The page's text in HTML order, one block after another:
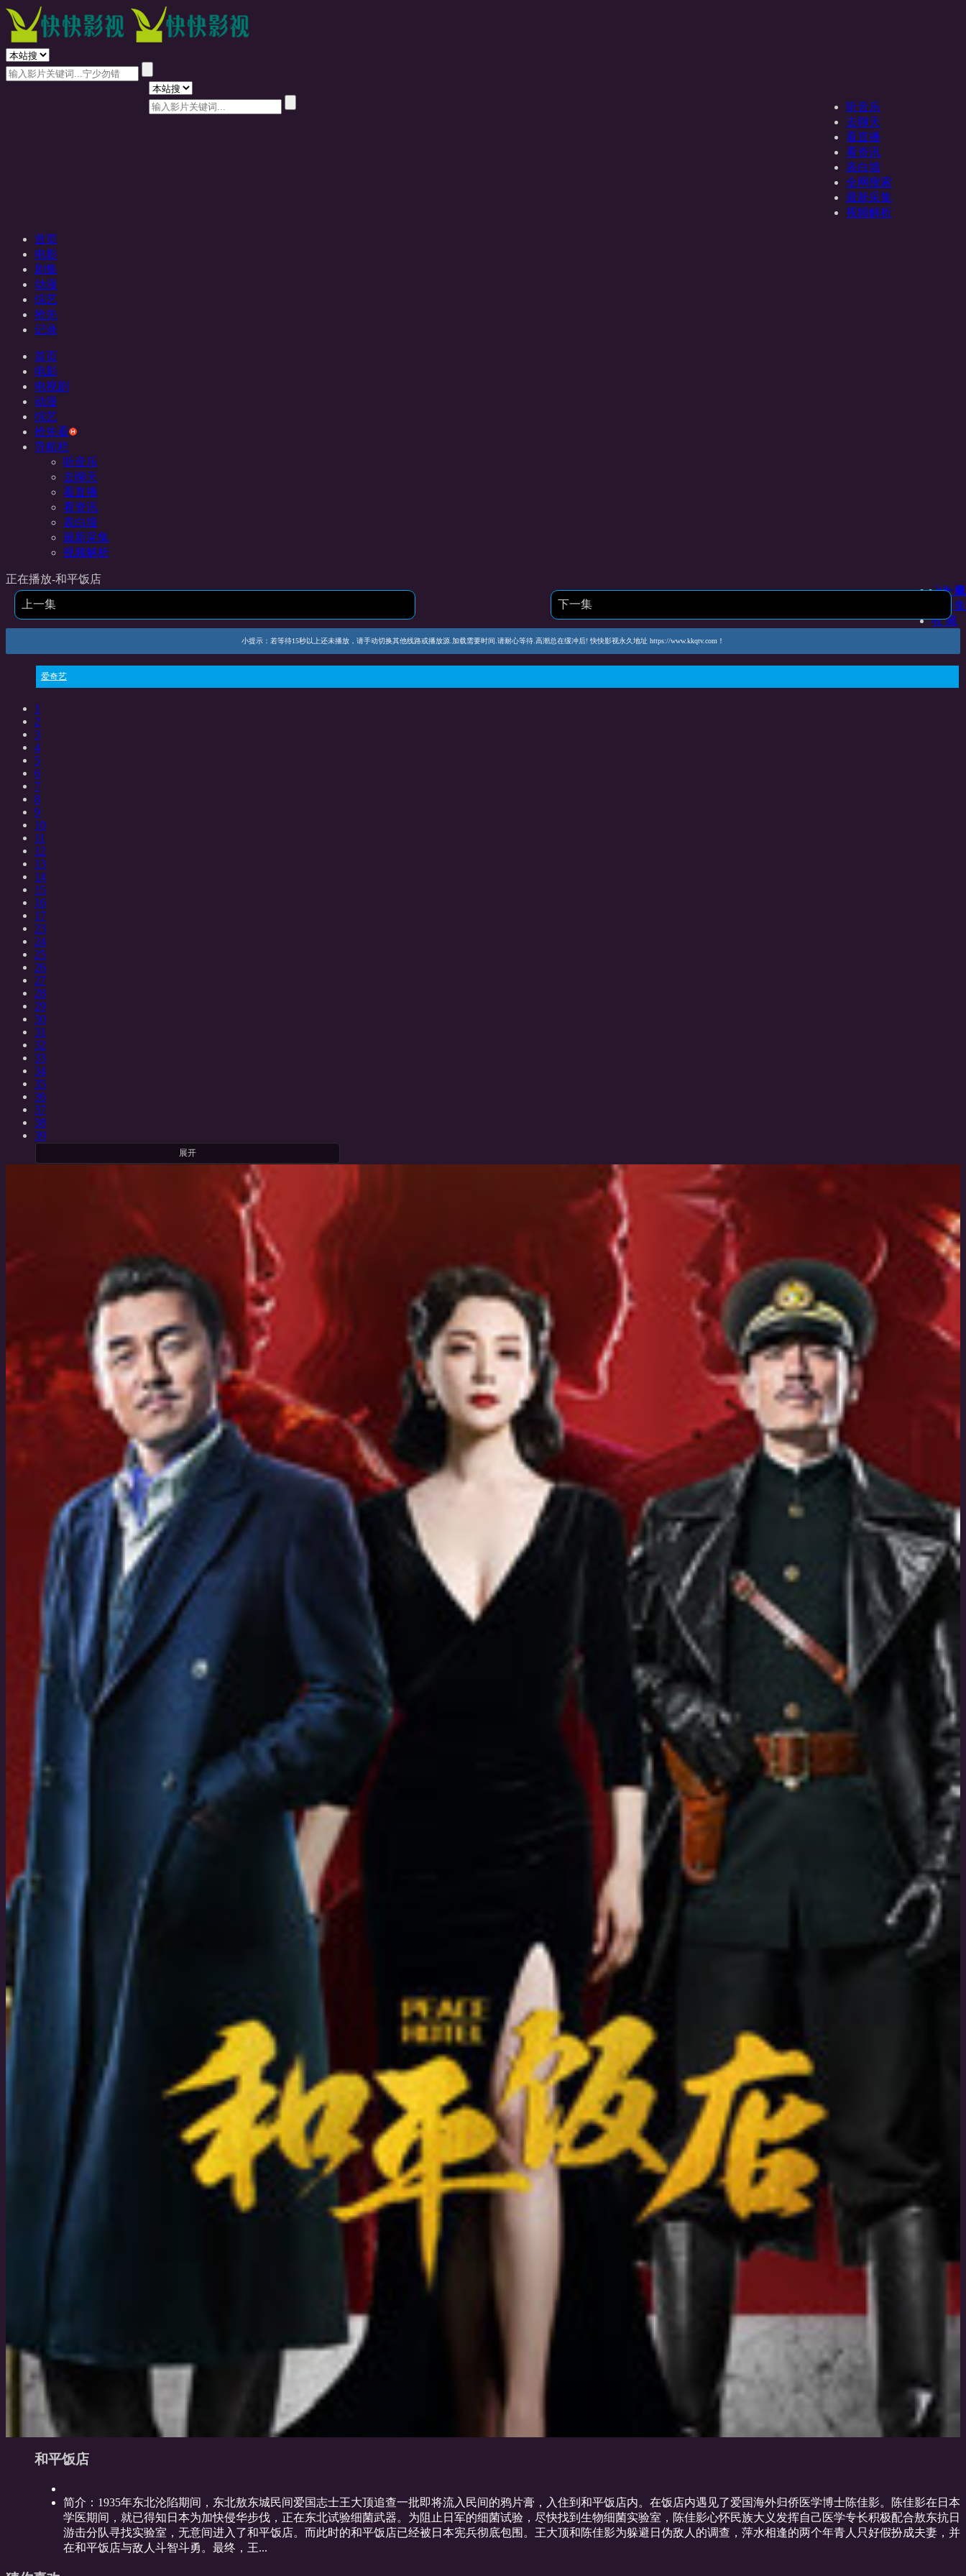
听音乐
去聊天
看直播
看资讯
表白墙
全网搜索
最新采集
视频解析
首页
电影
剧集
动漫
综艺
抢先
记录
首页
电影
电视剧
动漫
综艺
抢先看
导航栏
听音乐
去聊天
看直播
看资讯
表白墙
最新采集
视频解析
上一集
下一集
收 藏
收 藏
正在播放-和平饭店
上一集 下一集
小提示：若等待15秒以上还未播放，请手动切换其他线路或播放源.加载需要时间.请耐心等待.高潮总在缓冲后! 快快影视永久地址 https://www.kkqtv.com！
爱奇艺
1
2
3
4
5
6
7
8
9
10
11
12
13
14
15
16
17
23
24
25
26
27
28
29
30
31
32
33
34
35
36
37
38
39
展开
和平饭店
简介： 1935年东北沦陷期间，东北敖东城民间爱国志士王大顶追查一批即将流入民间的鸦片膏，入住到和平饭店内。在饭店内遇见了爱国海外归侨医学博士陈佳影。陈佳影在日本
学医期间，就已得知日本为加快侵华步伐，正在东北试验细菌武器。为阻止日军的细菌试验，尽快找到生物细菌实验室，陈佳影心怀民族大义发挥自己医学专长积极配合敖东抗日
游击分队寻找实验室，无意间进入了和平饭店。而此时的和平饭店已经被日本宪兵彻底包围。王大顶和陈佳影为躲避日伪敌人的调查，萍水相逢的两个年青人只好假扮成夫妻，并
在和平饭店与敌人斗智斗勇。最终，王...